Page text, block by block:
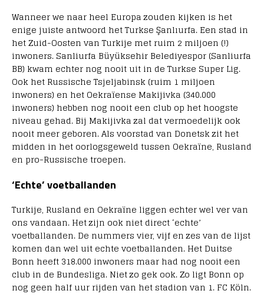
Wanneer we naar heel Europa zouden kijken is het
enige juiste antwoord het Turkse Şanlıurfa. Een stad in
het Zuid-Oosten van Turkije met ruim 2 miljoen (!)
inwoners. Sanliurfa Büyüksehir Belediyespor (Sanliurfa
BB) kwam echter nog nooit uit in de Turkse Super Lig.
Ook het Russische Tsjeljabinsk (ruim 1 miljoen
inwoners) en het Oekraïense Makijivka (340.000
inwoners) hebben nog nooit een club op het hoogste
niveau gehad. Bij Makijivka zal dat vermoedelijk ook
nooit meer geboren. Als voorstad van Donetsk zit het
midden in het oorlogsgeweld tussen Oekraïne, Rusland
en pro-Russische troepen.
‘Echte’ voetballanden
Turkije, Rusland en Oekraïne liggen echter wel ver van
ons vandaan. Het zijn ook niet direct ‘echte’
voetballanden. De nummers vier, vijf en zes van de lijst
komen dan wel uit echte voetballanden. Het Duitse
Bonn heeft 318.000 inwoners maar had nog nooit een
club in de Bundesliga. Niet zo gek ook. Zo ligt Bonn op
nog geen half uur rijden van het stadion van 1. FC Köln.